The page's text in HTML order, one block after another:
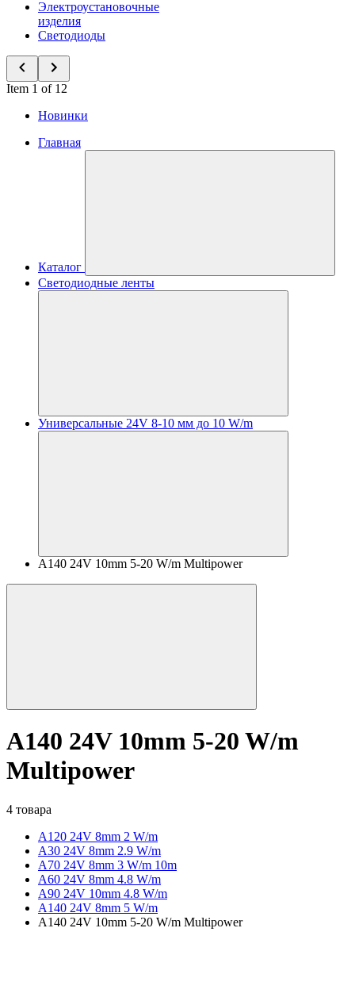
Электроустановочные
изделия
Светодиоды
Item 1 of 12
Новинки
Главная
Каталог
Светодиодные ленты
Универсальные 24V 8-10 мм до 10 W/m
A140 24V 10mm 5-20 W/m Multipower
A140 24V 10mm 5-20 W/m
Multipower
4 товара
A120 24V 8mm 2 W/m
A30 24V 8mm 2.9 W/m
A70 24V 8mm 3 W/m 10m
A60 24V 8mm 4.8 W/m
A90 24V 10mm 4.8 W/m
A140 24V 8mm 5 W/m
A140 24V 10mm 5-20 W/m Multipower